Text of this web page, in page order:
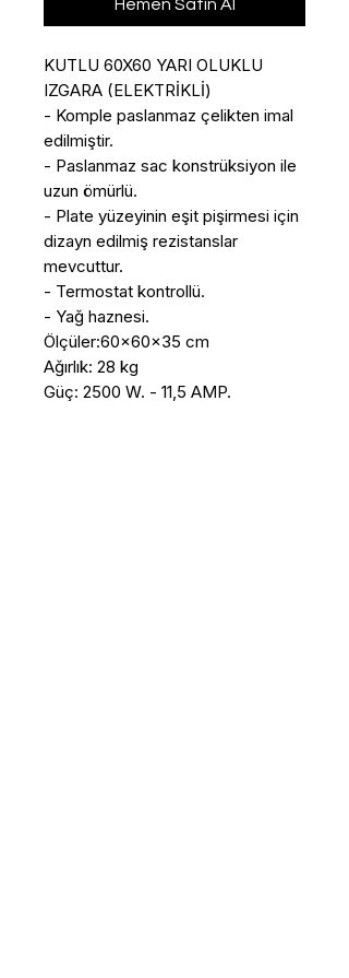
Hemen Satın Al
KUTLU 60X60 YARI OLUKLU
IZGARA (ELEKTRİKLİ)
- Komple paslanmaz çelikten imal
edilmiştir.
- Paslanmaz sac konstrüksiyon ile
uzun ömürlü.
- Plate yüzeyinin eşit pişirmesi için
dizayn edilmiş rezistanslar
mevcuttur.
- Termostat kontrollü.
- Yağ haznesi.
Ölçüler:60x60x35 cm
Ağırlık: 28 kg
Güç: 2500 W. - 11,5 AMP.